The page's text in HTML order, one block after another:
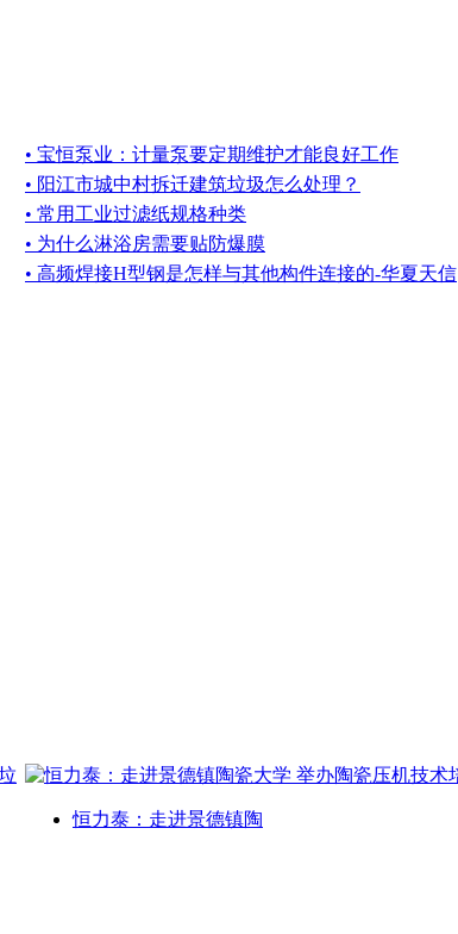
• 宝恒泵业：计量泵要定期维护才能良好工作
• 阳江市城中村拆迁建筑垃圾怎么处理？
• 常用工业过滤纸规格种类
• 为什么淋浴房需要贴防爆膜
• 高频焊接H型钢是怎样与其他构件连接的-华夏天信
恒力泰：走进景德镇陶